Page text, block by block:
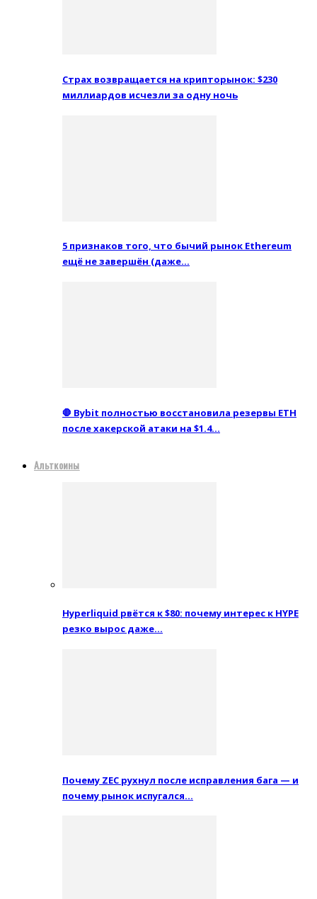
Страх возвращается на крипторынок: $230
миллиардов исчезли за одну ночь
5 признаков того, что бычий рынок Ethereum
ещё не завершён (даже…
🛑 Bybit полностью восстановила резервы ETH
после хакерской атаки на $1.4…
Альткоины
Hyperliquid рвётся к $80: почему интерес к HYPE
резко вырос даже…
Почему ZEC рухнул после исправления бага — и
почему рынок испугался…